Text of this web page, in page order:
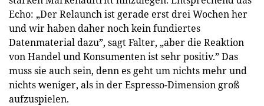
Echo: „Der Relaunch ist gerade erst drei Wochen her
und wir haben daher noch kein fundiertes
Datenmaterial dazu”, sagt Falter, „aber die Reaktion
von Handel und Konsumenten ist sehr positiv.” Das
muss sie auch sein, denn es geht um nichts mehr und
nichts weniger, als in der Espresso-Dimension groß
aufzuspielen.